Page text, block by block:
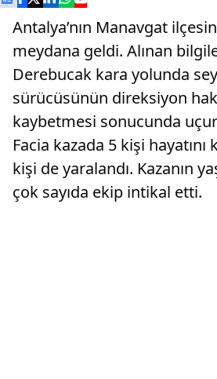
Antalya’nın Manavgat
meydana geldi. Alınan
Derebucak kara yolunda
sürücüsünün direksiyon
kaybetmesi sonucunda
Facia kazada 5 kişi
kişi de yaralandı. Kazanın
çok sayıda ekip intikal etti.